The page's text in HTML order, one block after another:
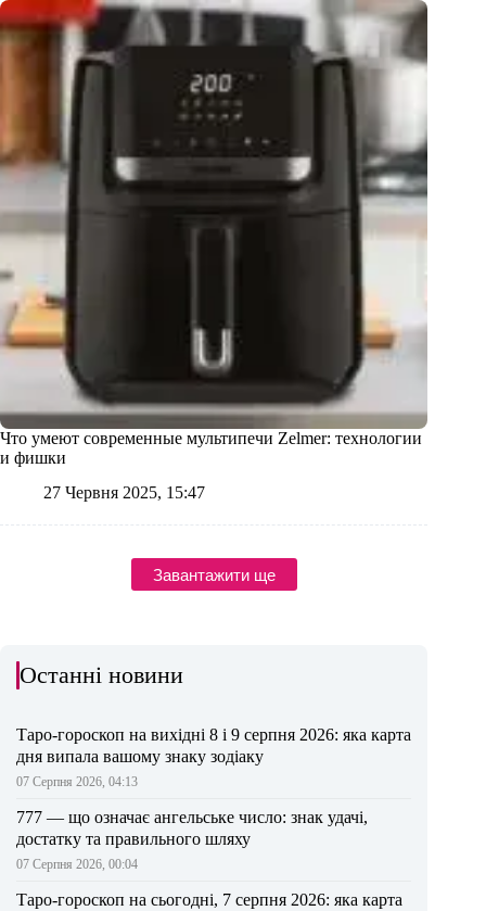
Что умеют современные мультипечи Zelmer: технологии
и фишки
27 Червня 2025, 15:47
Завантажити ще
Останні новини
Таро-гороскоп на вихідні 8 і 9 серпня 2026: яка карта
дня випала вашому знаку зодіаку
07 Серпня 2026, 04:13
777 — що означає ангельське число: знак удачі,
достатку та правильного шляху
07 Серпня 2026, 00:04
Таро-гороскоп на сьогодні, 7 серпня 2026: яка карта